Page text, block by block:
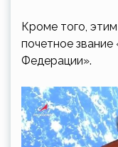
Кроме того,
почетное
Федерации».